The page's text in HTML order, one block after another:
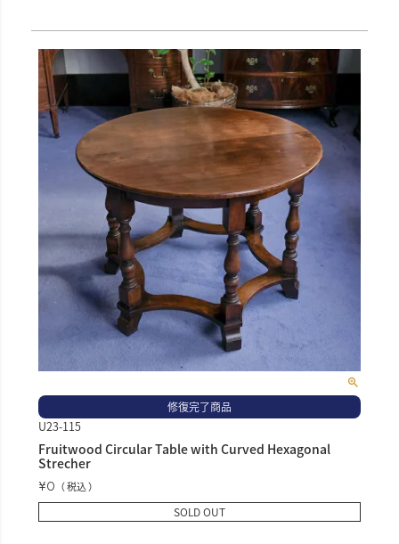
修復完了商品
U23-115
Fruitwood Circular Table with Curved Hexagonal
Strecher
¥0 税込
SOLD OUT